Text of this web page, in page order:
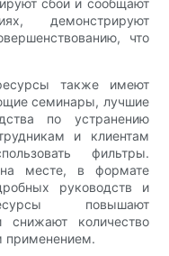
сбои и сообщают
демонстрируют
что
также имеют
семинары, лучшие
по устранению
и клиентам
фильтры.
месте, в формате
руководств и
повышают
снижают количество
применением.